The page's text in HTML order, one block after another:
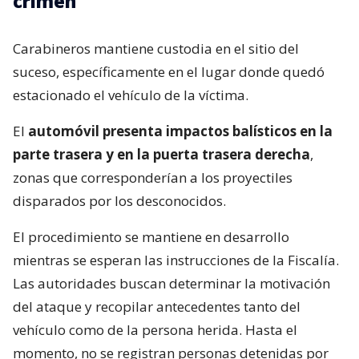
Carabineros mantiene custodia en el sitio del
suceso, específicamente en el lugar donde quedó
estacionado el vehículo de la víctima.
El automóvil presenta impactos balísticos en la
parte trasera y en la puerta trasera derecha,
zonas que corresponderían a los proyectiles
disparados por los desconocidos.
El procedimiento se mantiene en desarrollo
mientras se esperan las instrucciones de la Fiscalía.
Las autoridades buscan determinar la motivación
del ataque y recopilar antecedentes tanto del
vehículo como de la persona herida. Hasta el
momento, no se registran personas detenidas por